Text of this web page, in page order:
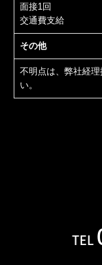
面接1回
交通費支給
その他
不明点は、弊社経
い。
TEL